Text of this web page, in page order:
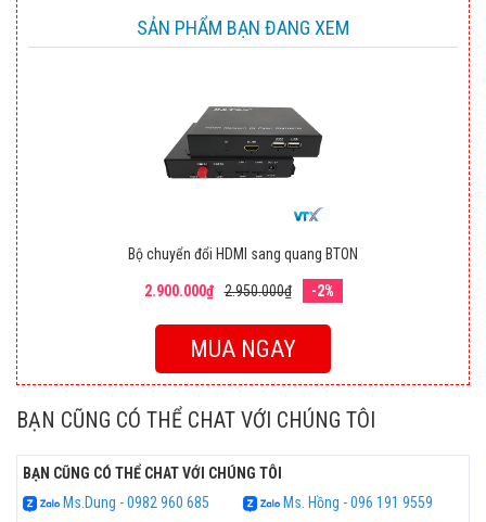
SẢN PHẨM BẠN ĐANG XEM
Bộ chuyển đổi HDMI sang quang BTON
2.900.000₫ 2.950.000₫ -2%
MUA NGAY
BẠN CŨNG CÓ THỂ CHAT VỚI CHÚNG TÔI
BẠN CŨNG CÓ THỂ CHAT VỚI CHÚNG TÔI
Ms.Dung - 0982 960 685
Ms. Hồng - 096 191 9559